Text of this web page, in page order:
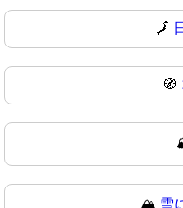
🗾
🧭
🏔 雪